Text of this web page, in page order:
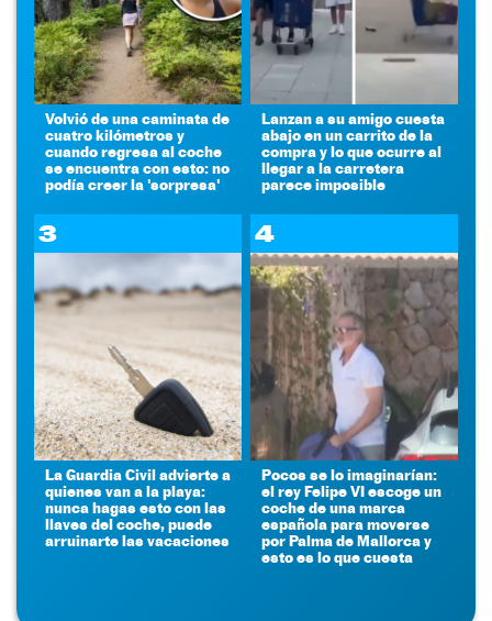
Volvió de una caminata de
cuatro kilómetros y
cuando regresa al coche
se encuentra con esto: no
podía creer la 'sorpresa'
Lanzan a su amigo cuesta
abajo en un carrito de la
compra y lo que ocurre al
llegar a la carretera
parece imposible
3
La Guardia Civil advierte a
quienes van a la playa:
nunca hagas esto con las
llaves del coche, puede
arruinarte las vacaciones
4
Pocos se lo imaginarían:
el rey Felipe VI escoge un
coche de una marca
española para moverse
por Palma de Mallorca y
esto es lo que cuesta